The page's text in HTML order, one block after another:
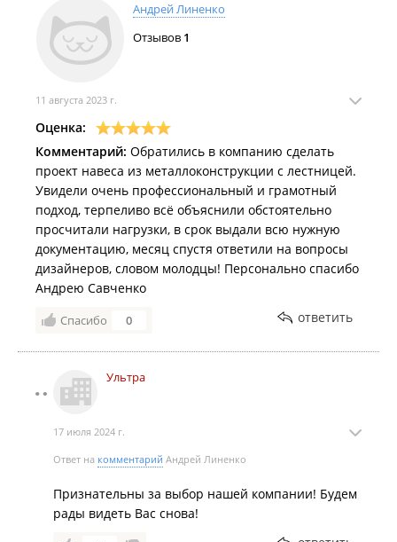
Андрей Линенко
Отзывов 1
11 августа 2023 г.
Оценка:
Комментарий: Обратились в компанию сделать
проект навеса из металлоконструкции с лестницей.
Увидели очень профессиональный и грамотный
подход, терпеливо всё объяснили обстоятельно
просчитали нагрузки, в срок выдали всю нужную
документацию, месяц спустя ответили на вопросы
дизайнеров, словом молодцы! Персонально спасибо
Андрею Савченко
Спасибо 0 ответить
Ультра
17 июля 2024 г.
Ответ на комментарий Андрей Линенко
Признательны за выбор нашей компании! Будем
рады видеть Вас снова!